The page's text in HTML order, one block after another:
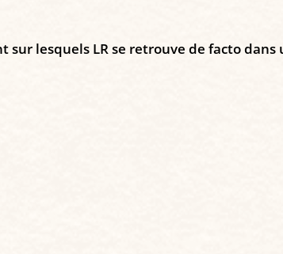
lesquels LR se retrouve de facto